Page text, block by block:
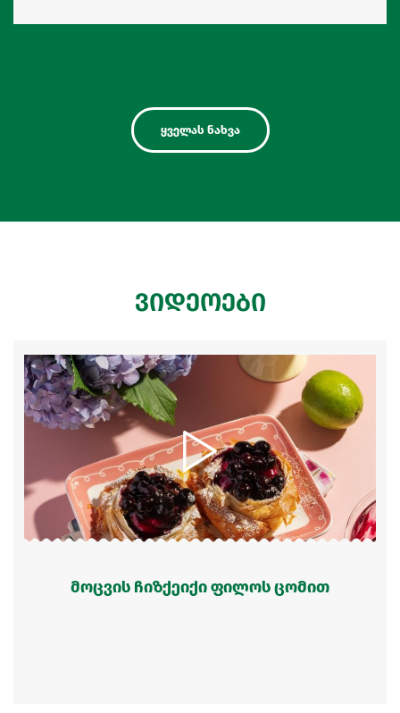
ყველას ნახვა
ვიდეოები
მოცვის ჩიზქეიქი ფილოს ცომით